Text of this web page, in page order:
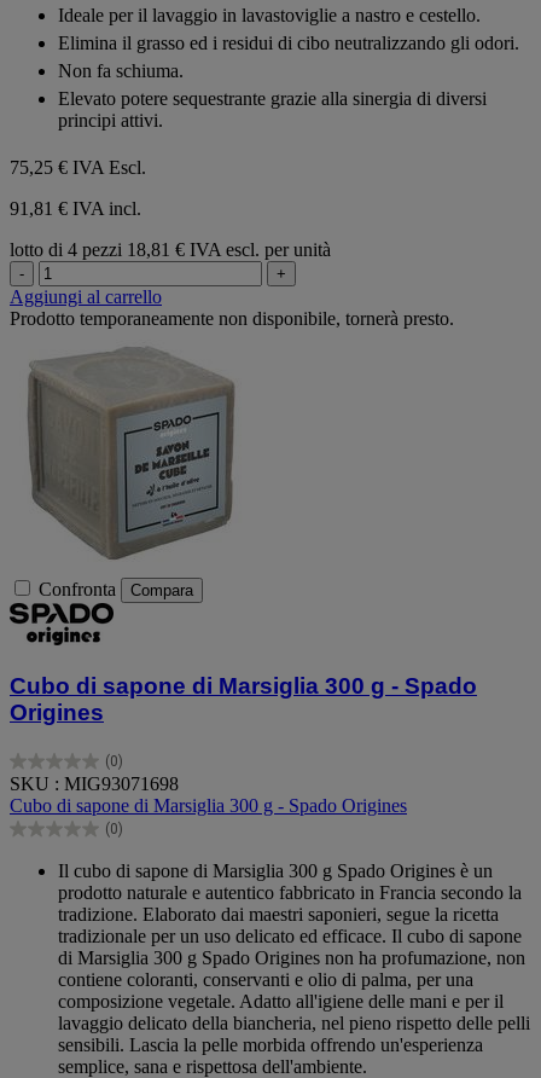
Ideale per il lavaggio in lavastoviglie a nastro e cestello.
Elimina il grasso ed i residui di cibo neutralizzando gli odori.
Non fa schiuma.
Elevato potere sequestrante grazie alla sinergia di diversi
principi attivi.
75,25 € IVA Escl.
91,81 € IVA incl.
lotto di 4 pezzi 18,81 € IVA escl. per unità
- +
Aggiungi al carrello
Prodotto temporaneamente non disponibile, tornerà presto.
Confronta Compara
Cubo di sapone di Marsiglia 300 g - Spado
Origines
(0)
0.0
su
5
stelle.
SKU : MIG93071698
Cubo di sapone di Marsiglia 300 g - Spado Origines
(0)
0.0
Il cubo di sapone di Marsiglia 300 g Spado Origines è un
prodotto naturale e autentico fabbricato in Francia secondo la
tradizione. Elaborato dai maestri saponieri, segue la ricetta
tradizionale per un uso delicato ed efficace. Il cubo di sapone
di Marsiglia 300 g Spado Origines non ha profumazione, non
contiene coloranti, conservanti e olio di palma, per una
composizione vegetale. Adatto all'igiene delle mani e per il
lavaggio delicato della biancheria, nel pieno rispetto delle pelli
sensibili. Lascia la pelle morbida offrendo un'esperienza
semplice, sana e rispettosa dell'ambiente.